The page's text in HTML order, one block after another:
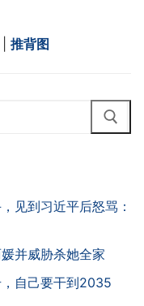
推背图
见到习近平后怒骂：
并威胁杀她全家
自己要干到2035